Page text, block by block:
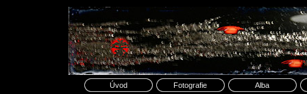
Úvod Fotografie Alba